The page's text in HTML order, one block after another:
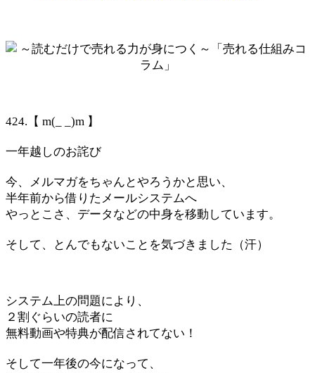
424.【 m(_ _)m 】
一年越しのお詫び
今、メルマガをちゃんとやろうかと思い、
半年前から借りたメールシステムへ
やっとこさ、データなどの中身を移動しています。
そして、とんでもないことを気づきました（汗）
システム上の問題により、
２割ぐらいの読者に
無料動画や特典が配信されてない！
そして一年後の今になって、